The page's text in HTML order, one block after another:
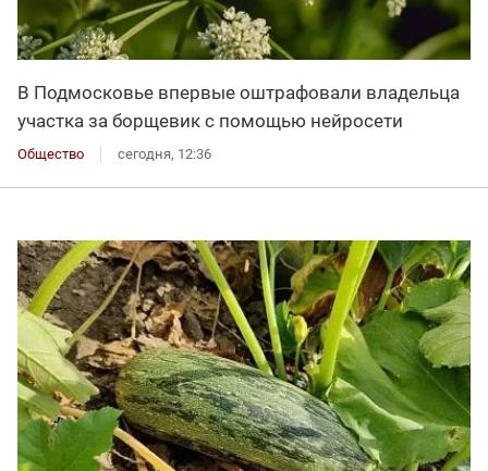
В Подмосковье впервые оштрафовали владельца
участка за борщевик с помощью нейросети
Общество сегодня, 12:36